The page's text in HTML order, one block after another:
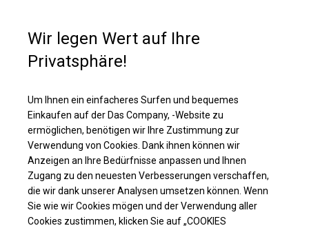
Verstärktes Partyzelt | 5x16 m
Wir legen Wert auf Ihre
Privatsphäre!
Um Ihnen ein einfacheres Surfen und bequemes
Einkaufen auf der Das Company, -Website zu
ermöglichen, benötigen wir Ihre Zustimmung zur
Verwendung von Cookies. Dank ihnen können wir
Anzeigen an Ihre Bedürfnisse anpassen und Ihnen
Zugang zu den neuesten Verbesserungen verschaffen,
die wir dank unserer Analysen umsetzen können. Wenn
Sie wie wir Cookies mögen und der Verwendung aller
Cookies zustimmen, klicken Sie auf „COOKIES